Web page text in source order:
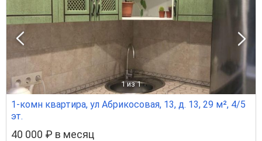
1 из 1
1-комн квартира, ул Абрикосовая, 13, д. 13, 29 м², 4/5
эт.
40 000 ₽ в месяц